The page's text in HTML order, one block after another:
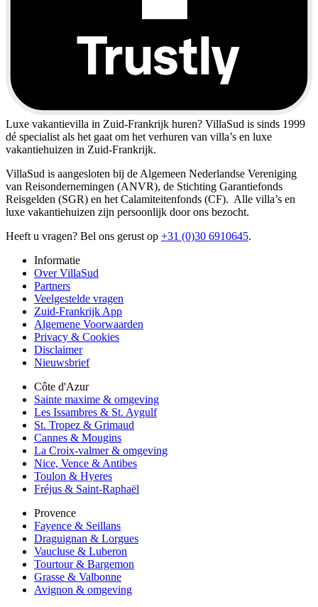
Luxe vakantievilla in Zuid-Frankrijk huren? VillaSud is sinds 1999
dé specialist als het gaat om het verhuren van villa’s en luxe
vakantiehuizen in Zuid-Frankrijk.
VillaSud is aangesloten bij de Algemeen Nederlandse Vereniging
van Reisondernemingen (ANVR), de Stichting Garantiefonds
Reisgelden (SGR) en het Calamiteitenfonds (CF). Alle villa’s en
luxe vakantiehuizen zijn persoonlijk door ons bezocht.
Heeft u vragen? Bel ons gerust op +31 (0)30 6910645.
Informatie
Over VillaSud
Partners
Veelgestelde vragen
Zuid-Frankrijk App
Algemene Voorwaarden
Privacy & Cookies
Disclaimer
Nieuwsbrief
Côte d'Azur
Sainte maxime & omgeving
Les Issambres & St. Aygulf
St. Tropez & Grimaud
Cannes & Mougins
La Croix-valmer & omgeving
Nice, Vence & Antibes
Toulon & Hyeres
Fréjus & Saint-Raphaël
Provence
Fayence & Seillans
Draguignan & Lorgues
Vaucluse & Luberon
Tourtour & Bargemon
Grasse & Valbonne
Avignon & omgeving